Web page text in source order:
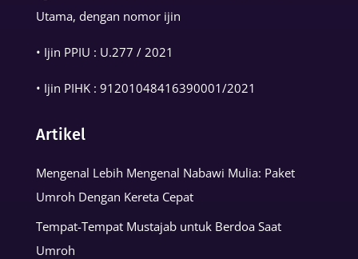
Utama, dengan nomor ijin
• Ijin PPIU : U.277 / 2021
• Ijin PIHK : 91201048416390001/2021
Artikel
Mengenal Lebih Mengenal Nabawi Mulia: Paket
Umroh Dengan Kereta Cepat
Tempat-Tempat Mustajab untuk Berdoa Saat
Umroh